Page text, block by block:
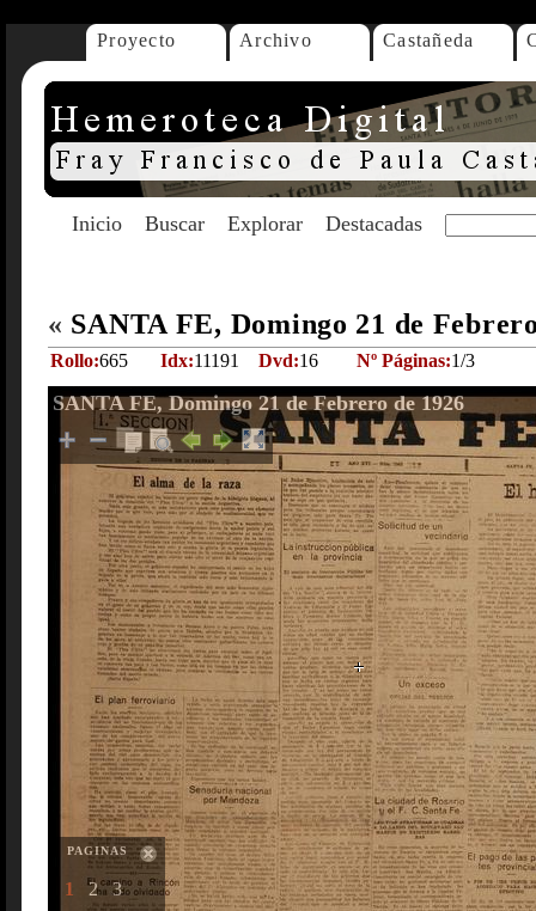
Proyecto Archivo Castañeda
Inicio Buscar Explorar Destacadas
« SANTA FE, Domingo 21 de
Rollo:665 Idx:11191 Dvd:16 Nº Páginas:1/3
SANTA FE, Domingo 21 de Febrero de 1926
PAGINAS
1 2 3